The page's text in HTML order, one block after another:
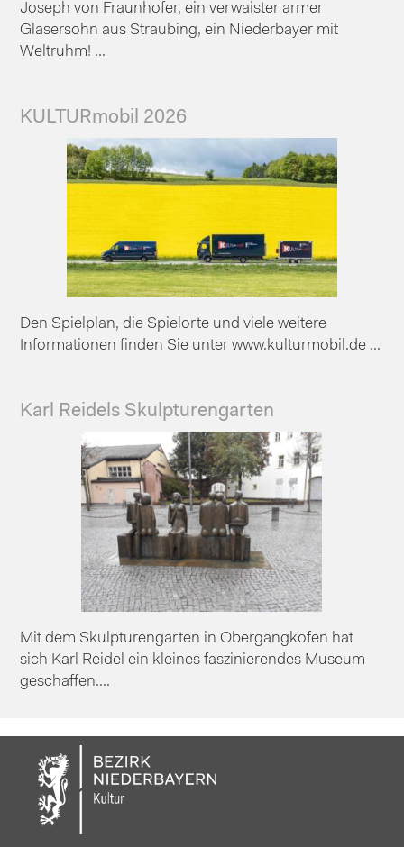
Joseph von Fraunhofer, ein verwaister armer
Glasersohn aus Straubing, ein Niederbayer mit
Weltruhm! ...
KULTURmobil 2026
Den Spielplan, die Spielorte und viele weitere
Informationen finden Sie unter www.kulturmobil.de ...
Karl Reidels Skulpturengarten
Mit dem Skulpturengarten in Obergangkofen hat
sich Karl Reidel ein kleines faszinierendes Museum
geschaffen....